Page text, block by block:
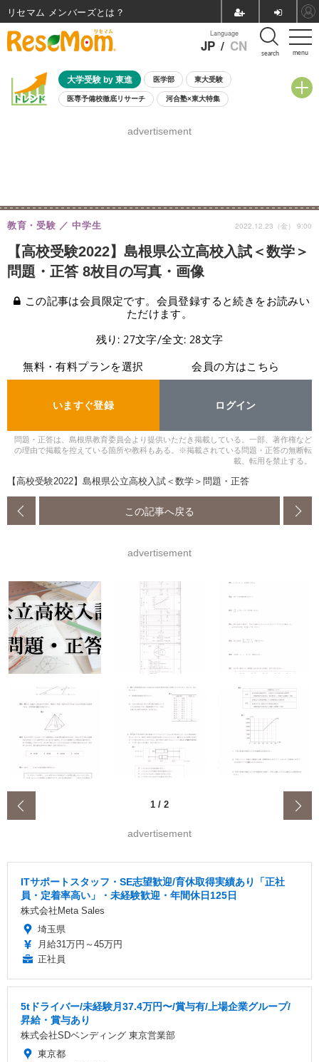
menu
Language
JP / CN search
大学受験 by 東進 医学部 東大受験
医専予備校徹底リサーチ 河合塾×東大特集
8月開催学校説明会・相談会
advertisement
【高校受験2022】島根県公立高校入試＜数学＞
問題・正答 8枚目の写真・画像
教育・受験 中学生 2022.12.23（金） 9:00
この記事は会員限定です。会員登録すると続きをお読みい
ただけます。
残り: 27文字/全文: 28文字
無料・有料プランを選択
いますぐ登録
会員の方はこちら
ログイン
問題・正答は、島根県教育委員会より提供いただき掲載している。一部、著作権など
の理由で掲載を控えている箇所や教科もある。※掲載されている問題・正答の無断転
載、転用を禁止する。
【高校受験2022】島根県公立高校入試＜数学＞問題・正答
この記事へ戻る
advertisement
1 / 2
advertisement
ITサポートスタッフ・SE志望歓迎/育休取得実績あり「正社
員・定着率高い」・未経験歓迎・年間休日125日
株式会社Meta Sales
埼玉県
月給31万円～45万円
正社員
5tドライバー/未経験月37.4万円〜/賞与有/上場企業グループ/
昇給・賞与あり
株式会社SDベンディング 東京営業部
東京都
リセマム メンバーズ